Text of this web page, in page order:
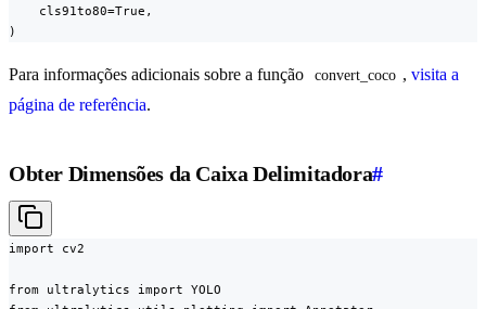
    cls91to80=True,
)
Para informações adicionais sobre a função convert_coco , visita a
página de referência.
Obter Dimensões da Caixa Delimitadora#
import cv2
from ultralytics import YOLO